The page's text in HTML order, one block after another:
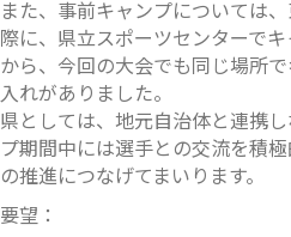
また、事前キャンプについては
際に、県立スポーツセンターで
から、今回の大会でも同じ場所
入れがありました。
県としては、地元自治体と連携
プ期間中には選手との交流を積
の推進につなげてまいります。
要望：